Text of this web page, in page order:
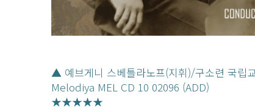
▲ 예브게니 스베틀라노프(지휘)/구소련 국립
Melodiya MEL CD 10 02096 (ADD)
★★★★★